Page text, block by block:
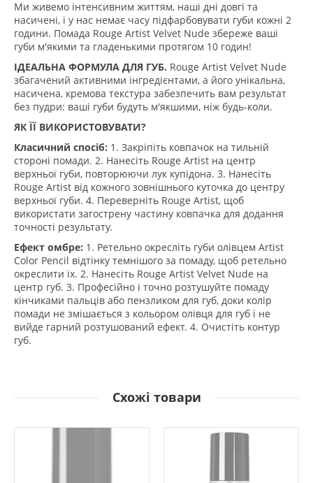
Ми живемо інтенсивним життям, наші дні довгі та
насичені, і у нас немає часу підфарбовувати губи кожні 2
години. Помада Rouge Artist Velvet Nude збереже ваші
губи м'якими та гладенькими протягом 10 годин!
ІДЕАЛЬНА ФОРМУЛА ДЛЯ ГУБ. Rouge Artist Velvet Nude
збагачений активними інгредієнтами, а його унікальна,
насичена, кремова текстура забезпечить вам результат
без пудри: ваші губи будуть м'якшими, ніж будь-коли.
ЯК ЇЇ ВИКОРИСТОВУВАТИ?
Класичний спосіб: 1. Закріпіть ковпачок на тильній
стороні помади. 2. Нанесіть Rouge Artist на центр
верхньої губи, повторюючи лук купідона. 3. Нанесіть
Rouge Artist від кожного зовнішнього куточка до центру
верхньої губи. 4. Переверніть Rouge Artist, щоб
використати загострену частину ковпачка для додання
точності результату.
Ефект омбре: 1. Ретельно окресліть губи олівцем Artist
Color Pencil відтінку темнішого за помаду, щоб ретельно
окреслити їх. 2. Нанесіть Rouge Artist Velvet Nude на
центр губ. 3. Професійно і точно розтушуйте помаду
кінчиками пальців або пензликом для губ, доки колір
помади не змішається з кольором олівця для губ і не
вийде гарний розтушований ефект. 4. Очистіть контур
губ.
Схожі товари